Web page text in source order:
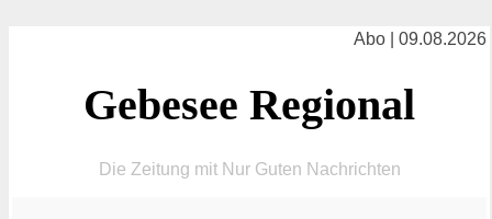
Abo | 09.08.2026
Gebesee Regional
Die Zeitung mit Nur Guten Nachrichten